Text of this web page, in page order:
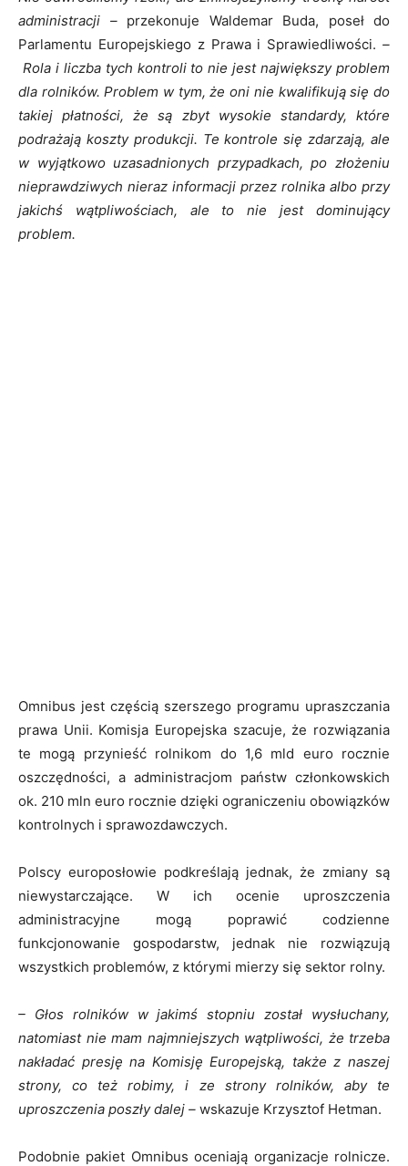
administracji –przekonuje Waldemar Buda, poseł do
Parlamentu Europejskiego z Prawa i Sprawiedliwości. –
Rola i liczba tych kontroli to nie jest największy problem
dla rolników. Problem w tym, że oni nie kwalifikują się do
takiej płatności, że są zbyt wysokie standardy, które
podrażają koszty produkcji. Te kontrole się zdarzają, ale
w wyjątkowo uzasadnionych przypadkach, po złożeniu
nieprawdziwych nieraz informacji przez rolnika albo przy
jakichś wątpliwościach, ale to nie jest dominujący
problem.
Omnibus jest częścią szerszego programu upraszczania
prawa Unii. Komisja Europejska szacuje, że rozwiązania
te mogą przynieść rolnikom do 1,6 mld euro rocznie
oszczędności, a administracjom państw członkowskich
ok. 210 mln euro rocznie dzięki ograniczeniu obowiązków
kontrolnych i sprawozdawczych.
Polscy europosłowie podkreślają jednak, że zmiany są
niewystarczające. W ich ocenie uproszczenia
administracyjne mogą poprawić codzienne
funkcjonowanie gospodarstw, jednak nie rozwiązują
wszystkich problemów, z którymi mierzy się sektor rolny.
– Głos rolników w jakimś stopniu został wysłuchany,
natomiast nie mam najmniejszych wątpliwości, że trzeba
nakładać presję na Komisję Europejską, także z naszej
strony, co też robimy, i ze strony rolników, aby te
uproszczenia poszły dalej – wskazuje Krzysztof Hetman.
Podobnie pakiet Omnibus oceniają organizacje rolnicze.